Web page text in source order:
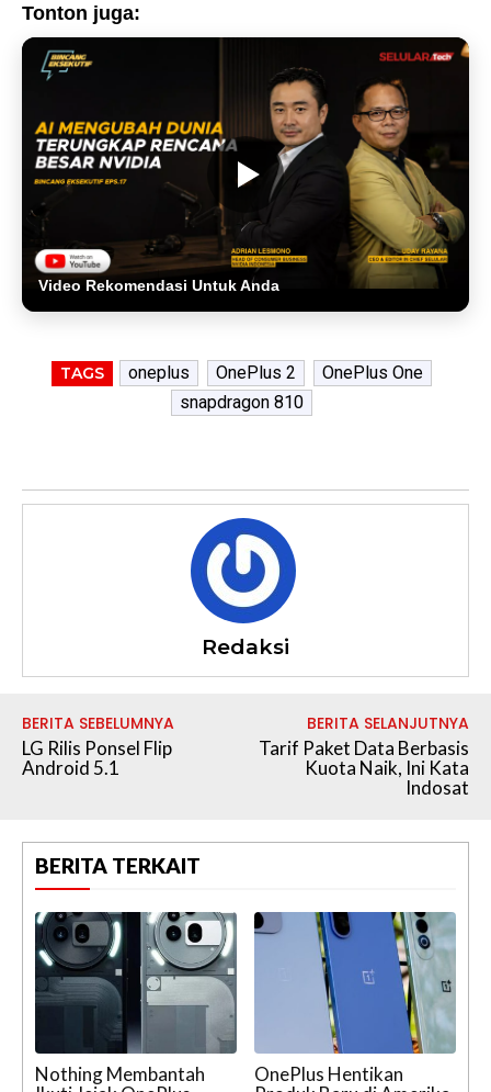
Tonton juga:
Video Rekomendasi Untuk Anda
TAGS oneplus OnePlus 2
OnePlus One
snapdragon 810
Redaksi
BERITA SEBELUMNYA
LG Rilis Ponsel Flip
Android 5.1
BERITA SELANJUTNYA
Tarif Paket Data Berbasis
Kuota Naik, Ini Kata
Indosat
BERITA TERKAIT
Nothing Membantah
OnePlus Hentikan